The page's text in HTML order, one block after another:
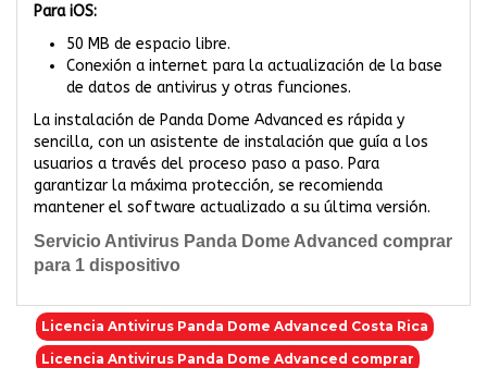
Para iOS:
50 MB de espacio libre.
Conexión a internet para la actualización de la base
de datos de antivirus y otras funciones.
La instalación de Panda Dome Advanced es rápida y
sencilla, con un asistente de instalación que guía a los
usuarios a través del proceso paso a paso. Para
garantizar la máxima protección, se recomienda
mantener el software actualizado a su última versión.
Servicio Antivirus Panda Dome Advanced comprar
para 1 dispositivo
Licencia Antivirus Panda Dome Advanced Costa Rica
Licencia Antivirus Panda Dome Advanced comprar